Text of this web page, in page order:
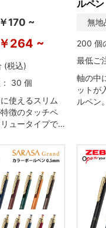
￥170 ~
￥264 ~
(税込)
30 個
使えるスリム
徴のタッチペ
ュータイプで
ルペン
無地
200 個
最低ご
軸の中
ットが
ルペン。